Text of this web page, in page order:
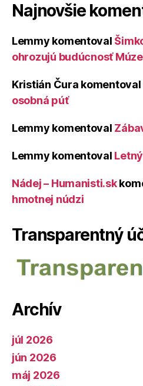
Najnovšie
Lemmy komentoval
ohrozujú budúcnosť
Kristián Čura komentoval
osobná púť
Lemmy komentoval
Lemmy komentoval
Nádej – Humanisti.sk
hmotnej núdzi
Transparentný
Archív
júl 2026
jún 2026
máj 2026